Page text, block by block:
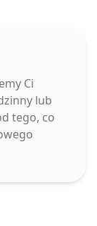
Ci
lub
tego, co